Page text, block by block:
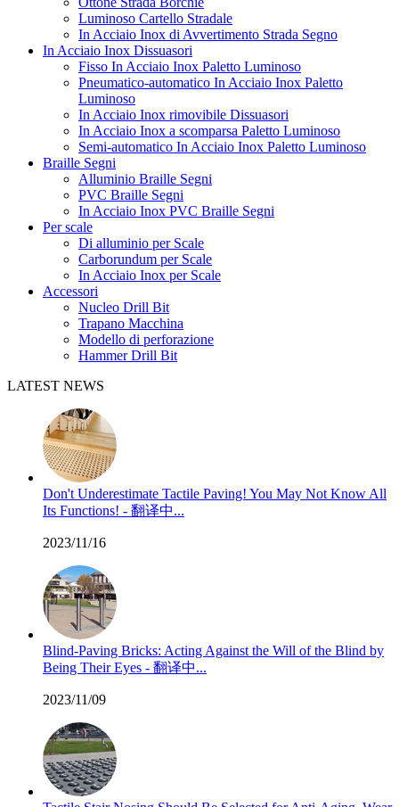
Luminoso Cartello Stradale
In Acciaio Inox di Avvertimento Strada Segno
In Acciaio Inox Dissuasori
Fisso In Acciaio Inox Paletto Luminoso
Pneumatico-automatico In Acciaio Inox Paletto
Luminoso
In Acciaio Inox rimovibile Dissuasori
In Acciaio Inox a scomparsa Paletto Luminoso
Semi-automatico In Acciaio Inox Paletto Luminoso
Braille Segni
Alluminio Braille Segni
PVC Braille Segni
In Acciaio Inox PVC Braille Segni
Per scale
Di alluminio per Scale
Carborundum per Scale
In Acciaio Inox per Scale
Accessori
Nucleo Drill Bit
Trapano Macchina
Modello di perforazione
Hammer Drill Bit
LATEST NEWS
Don't Underestimate Tactile Paving! You May Not Know All
Its Functions! - 翻译中...
2023/11/16
Blind-Paving Bricks: Acting Against the Will of the Blind by
Being Their Eyes - 翻译中...
2023/11/09